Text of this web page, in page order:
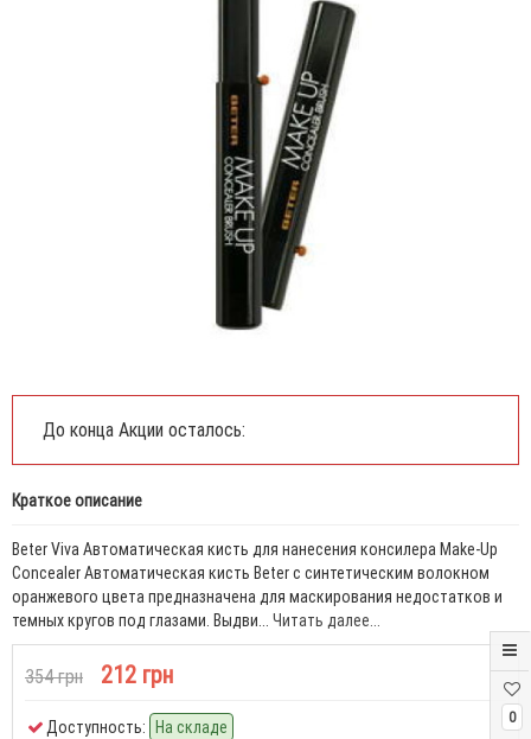
0
До конца Акции осталось:
Краткое описание
Beter Viva Автоматическая кисть для нанесения консилера Make-Up
Concealer Автоматическая кисть Beter с синтетическим волокном
оранжевого цвета предназначена для маскирования недостатков и
темных кругов под глазами. Выдви... Читать далее...
354 грн 212 грн
Доступность: На складе